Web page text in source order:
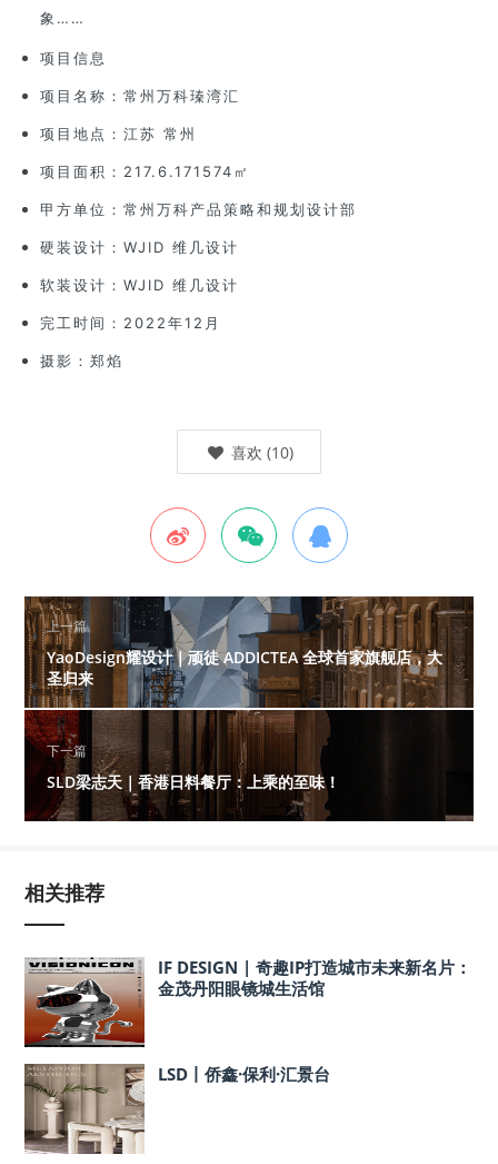
象……
项目信息
项目名称：常州万科瑧湾汇
项目地点：江苏 常州
项目面积：217.6.171574㎡
甲方单位：常州万科产品策略和规划设计部
硬装设计：WJID 维几设计
软装设计：WJID 维几设计
完工时间：2022年12月
摄影：郑焰
喜欢 (10)
上一篇
YaoDesign耀设计｜​顽徒 ADDICTEA 全球首家旗舰店，大
圣归来
下一篇
SLD梁志天｜香港日料餐厅：上乘的至味！
相关推荐
IF DESIGN | 奇趣IP打造城市未来新名片：
金茂丹阳眼镜城生活馆
LSD丨侨鑫·保利·汇景台